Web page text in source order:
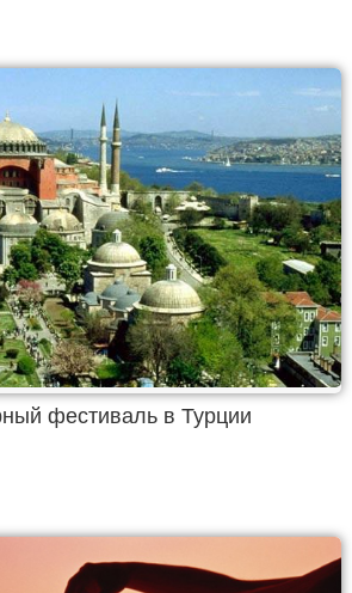
фестиваль в Турции